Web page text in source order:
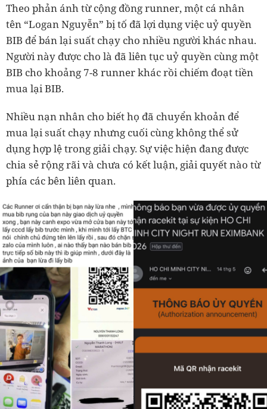
Theo phản ánh từ cộng đồng runner, một cá nhân
tên “Logan Nguyễn” bị tố đã lợi dụng việc uỷ quyền
BIB để bán lại suất chạy cho nhiều người khác nhau.
Người này được cho là đã liên tục uỷ quyền cùng một
BIB cho khoảng 7-8 runner khác rồi chiếm đoạt tiền
mua lại BIB.
Nhiều nạn nhân cho biết họ đã chuyển khoản để
mua lại suất chạy nhưng cuối cùng không thể sử
dụng hợp lệ trong giải chạy. Sự việc hiện đang được
chia sẻ rộng rãi và chưa có kết luận, giải quyết nào từ
phía các bên liên quan.